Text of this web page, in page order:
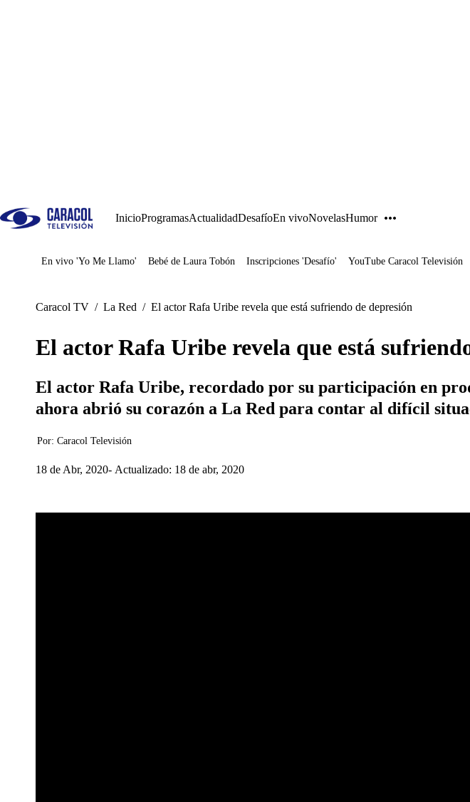
InicioProgramasActualidadDesafíoEn vivoNovelasHumor
Juegos
En vivo 'Yo Me Llamo' Bebé de Laura Tobón Inscripciones 'Desafío' YouTube Caracol Televisión
Caracol TV / La Red / El actor Rafa Uribe revela que está sufriendo de depresión
El actor Rafa Uribe revela que está
El actor Rafa Uribe, recordado por su participación en
ahora abrió su corazón a La Red para contar al difícil
Por: Caracol Televisión
18 de Abr, 2020 Actualizado: 18 de abr, 2020